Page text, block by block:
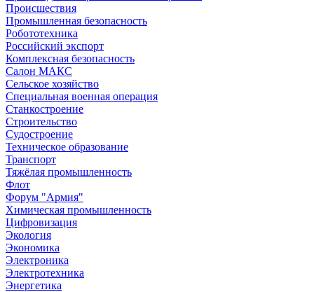
Происшествия
Промышленная безопасность
Робототехника
Российский экспорт
Комплексная безопасность
Салон МАКС
Сельское хозяйство
Специальная военная операция
Станкостроение
Строительство
Судостроение
Техническое образование
Транспорт
Тяжёлая промышленность
Флот
Форум "Армия"
Химическая промышленность
Цифровизация
Экология
Экономика
Электроника
Электротехника
Энергетика